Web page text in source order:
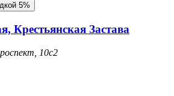
5%
Крестьянская Застава
10с2